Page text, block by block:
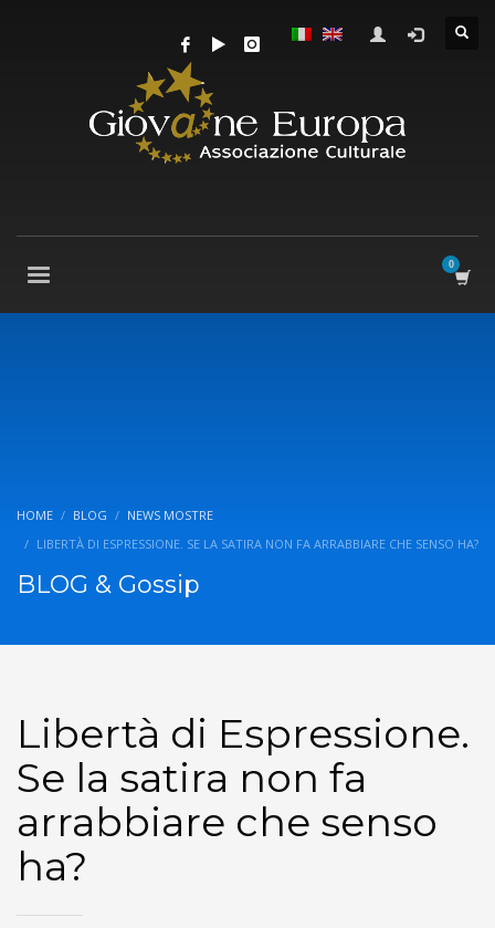
HOME BLOG
NEWS MOSTRE
LIBERTÀ DI ESPRESSIONE. SE LA SATIRA NON FA ARRABBIARE CHE SENSO HA?
BLOG & Gossip
Libertà di Espressione.
Se la satira non fa
arrabbiare che senso
ha?